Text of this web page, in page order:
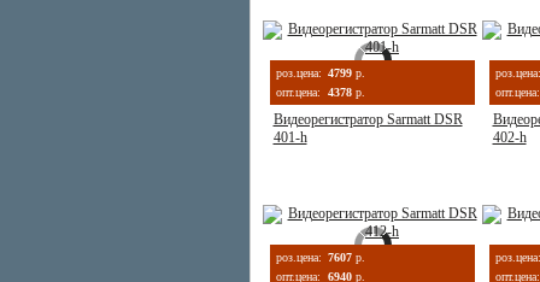
роз.цена: 4799 р.
опт.цена:
4378 р.
Видеорегистратор Sarmatt DSR
401-h
роз.цена:
опт.цена:
402-h
роз.цена: 7607 р.
опт.цена:
6940 р.
роз.цена:
опт.цена: